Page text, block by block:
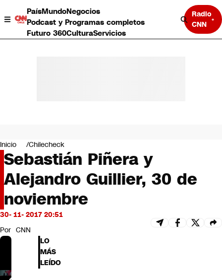
PaísMundoNegocios
Podcast y Programas completos
Futuro 360CulturaServicios
Radio
CNN
Negocios
Deportes
Programas completos
Cultura
Servicios
Bits
CNN tiempo
Futuro 360
Opinión
Inicio Chilecheck
Sebastián Piñera y
Alejandro Guillier, 30 de
noviembre
30- 11- 2017 20:51
Por CNN
LO
MÁS
LEÍDO